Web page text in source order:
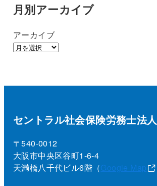
月別アーカイブ
アーカイブ
セントラル社会保険労務士法人
〒540-0012
大阪市中央区谷町1-6-4
天満橋八千代ビル6階（Google Map